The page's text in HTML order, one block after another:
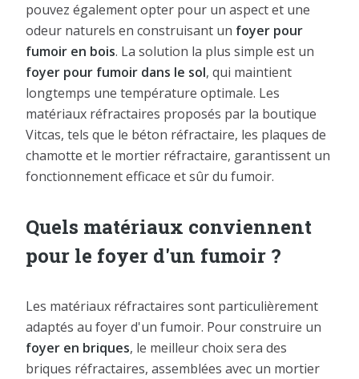
pouvez également opter pour un aspect et une
odeur naturels en construisant un foyer pour
fumoir en bois. La solution la plus simple est un
foyer pour fumoir dans le sol, qui maintient
longtemps une température optimale. Les
matériaux réfractaires proposés par la boutique
Vitcas, tels que le béton réfractaire, les plaques de
chamotte et le mortier réfractaire, garantissent un
fonctionnement efficace et sûr du fumoir.
Quels matériaux conviennent
pour le foyer d'un fumoir ?
Les matériaux réfractaires sont particulièrement
adaptés au foyer d'un fumoir. Pour construire un
foyer en briques, le meilleur choix sera des
briques réfractaires, assemblées avec un mortier